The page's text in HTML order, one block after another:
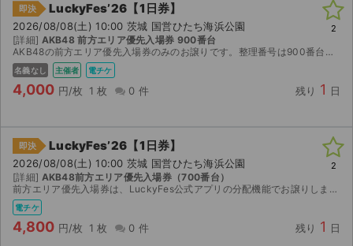
ライブ・コンサート（海外）
イベント
スポーツ
ご利用ガイド
ご利用ガイド
手数料・お支払い方法
即決 LuckyFes’26【1日券】
2026/08/08(土) 10:00 茨城 国営ひたち海浜公園
[詳細] AKB48 前方エリア優先入場券 900番台
AKB48の前方エリア優先入場券のみのお譲りです。整理番号は900番台です。 先着販売で購入したチケットのため、1日入場券とは別に、前方エリア優先入場券のみをLuckyFes公式アプリの分...
名義なし 主催者 電チケ
4,000 円/枚 1 枚 0 件 残り 1 日
2
即決 LuckyFes’26【1日券】
2026/08/08(土) 10:00 茨城 国営ひたち海浜公園
[詳細] AKB48前方エリア優先入場券（700番台）
前方エリア優先入場券は、LuckyFes公式アプリの分配機能でお譲りします。 LuckyFes公式から、今年は入場確認時にチケット画面へアニメーションが表示されるため、スクリーンショットでは入...
電チケ
4,800 円/枚 1 枚 0 件 残り 1 日
2